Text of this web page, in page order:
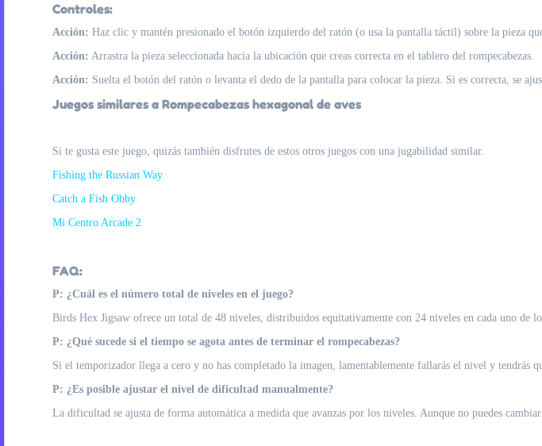
Controles:
Acción: Haz clic y mantén presionado el botón izquierdo del ratón (o usa la pantalla táctil) sobre la pieza
Acción: Arrastra la pieza seleccionada hacia la ubicación que creas correcta en el tablero del rompecabezas.
Acción: Suelta el botón del ratón o levanta el dedo de la pantalla para colocar la pieza. Si es correcta, se
Juegos similares a Rompecabezas hexagonal de aves
Si te gusta este juego, quizás también disfrutes de estos otros juegos con una jugabilidad similar.
Fishing the Russian Way
Catch a Fish Obby
Mi Centro Arcade 2
FAQ:
P: ¿Cuál es el número total de niveles en el juego?
Birds Hex Jigsaw ofrece un total de 48 niveles, distribuidos equitativamente con 24 niveles en cada uno de
P: ¿Qué sucede si el tiempo se agota antes de terminar el rompecabezas?
Si el temporizador llega a cero y no has completado la imagen, lamentablemente fallarás el nivel y tendrás
P: ¿Es posible ajustar el nivel de dificultad manualmente?
La dificultad se ajusta de forma automática a medida que avanzas por los niveles. Aunque no puedes